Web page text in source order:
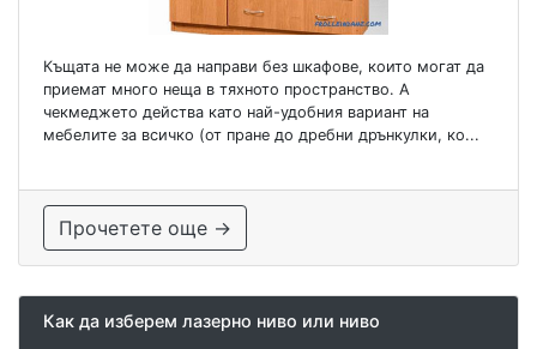
Къщата не може да направи без шкафове, които могат да
приемат много неща в тяхното пространство. А
чекмеджето действа като най-удобния вариант на
мебелите за всичко (от пране до дребни дрънкулки, ко...
Прочетете още →
Как да изберем лазерно ниво или ниво